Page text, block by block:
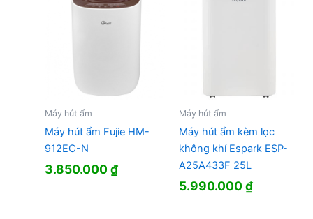
Máy hút ẩm
Máy hút ẩm Fujie HM-
912EC-N
3.850.000₫
Máy hút ẩm
Máy hút ẩm kèm lọc
không khí Espark ESP-
A25A433F 25L
5.990.000₫